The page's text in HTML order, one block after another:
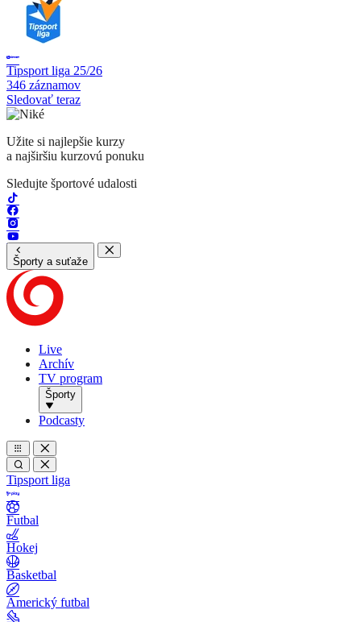
Tipsport liga 25/26
346 záznamov
Sledovať teraz
Užite si najlepšie kurzy
a najširšiu kurzovú ponuku
Sledujte športové udalosti
Športy a suťaže
Live
Archív
TV program
Športy
Podcasty
Tipsport liga
Futbal
Hokej
Basketbal
Americký futbal